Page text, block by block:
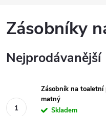
Zásobníky
Nejprodávanější
Zásobník na
matný
Skladem